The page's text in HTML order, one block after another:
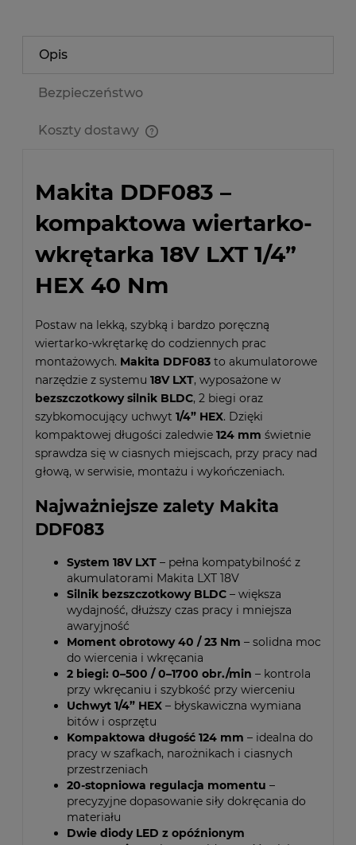
Opis
Bezpieczeństwo
Koszty dostawy
Makita DDF083 –
kompaktowa wiertarko-
wkrętarka 18V LXT 1/4”
HEX 40 Nm
Postaw na lekką, szybką i bardzo poręczną
wiertarko-wkrętarkę do codziennych prac
montażowych. Makita DDF083 to akumulatorowe
narzędzie z systemu 18V LXT, wyposażone w
bezszczotkowy silnik BLDC, 2 biegi oraz
szybkomocujący uchwyt 1/4” HEX. Dzięki
kompaktowej długości zaledwie 124 mm świetnie
sprawdza się w ciasnych miejscach, przy pracy nad
głową, w serwisie, montażu i wykończeniach.
Najważniejsze zalety Makita
DDF083
System 18V LXT – pełna kompatybilność z
akumulatorami Makita LXT 18V
Silnik bezszczotkowy BLDC – większa
wydajność, dłuższy czas pracy i mniejsza
awaryjność
Moment obrotowy 40 / 23 Nm – solidna moc
do wiercenia i wkręcania
2 biegi: 0–500 / 0–1700 obr./min – kontrola
przy wkręcaniu i szybkość przy wierceniu
Uchwyt 1/4” HEX – błyskawiczna wymiana
bitów i osprzętu
Kompaktowa długość 124 mm – idealna do
pracy w szafkach, narożnikach i ciasnych
przestrzeniach
20-stopniowa regulacja momentu –
precyzyjne dopasowanie siły dokręcania do
materiału
Dwie diody LED z opóźnionym